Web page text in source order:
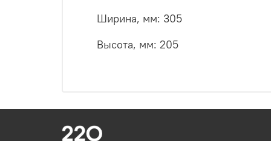
Ширина, мм: 305
Высота, мм: 205